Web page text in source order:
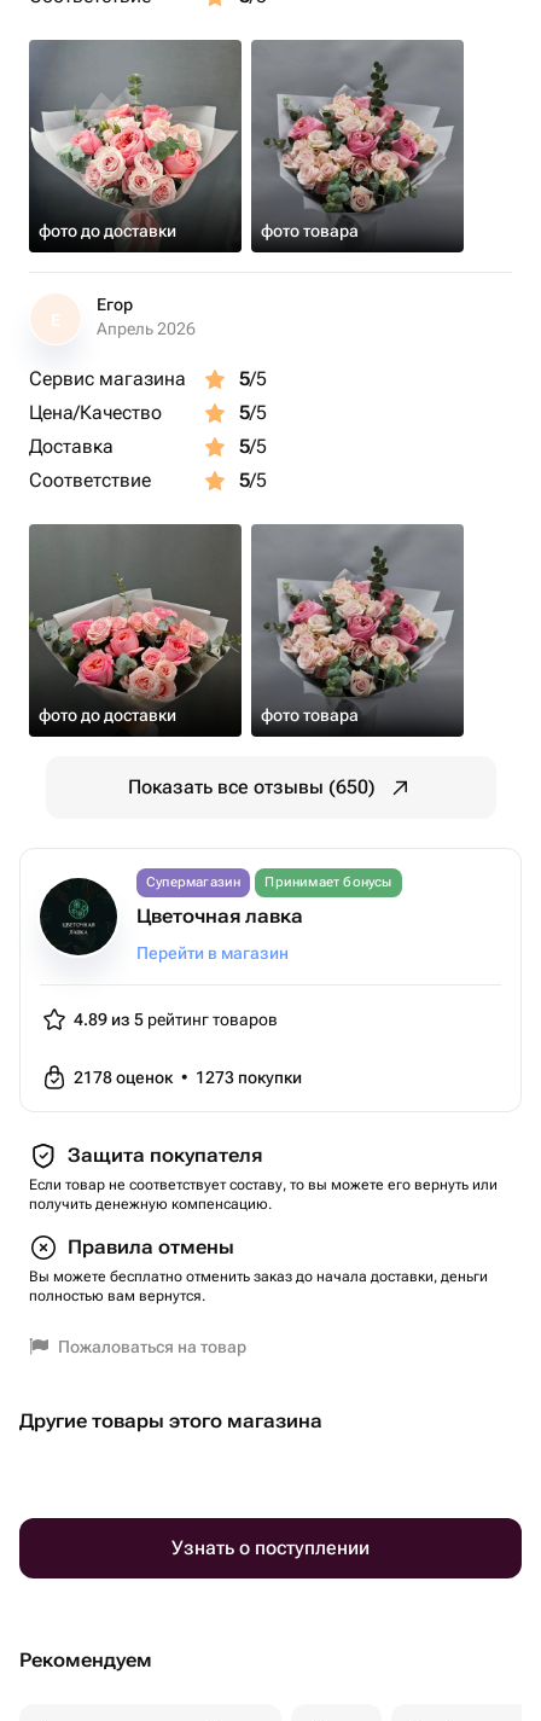
фото до доставки фото товара
Е
Егор
Апрель 2026
Сервис магазина 5/5
Цена/Качество
5/5
Доставка
5/5
Соответствие
5/5
фото до доставки фото товара
Показать все отзывы (650)
Супермагазин Принимает бонусы
Цветочная лавка
Перейти в магазин
4.89 из 5 рейтинг товаров
2178оценок • 1273 покупки
Защита покупателя
Если товар не соответствует составу, то вы можете его вернуть или
получить денежную компенсацию.
Правила отмены
Вы можете бесплатно отменить заказ до начала доставки, деньги
полностью вам вернутся.
Пожаловаться на товар
Другие товары этого магазина
Узнать о поступлении
Рекомендуем